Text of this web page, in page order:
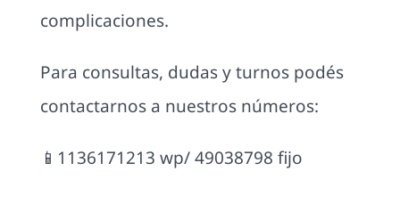
complicaciones.
Para consultas, dudas y turnos podés
contactarnos a nuestros números:
📱1136171213 wp/ 49038798 fijo